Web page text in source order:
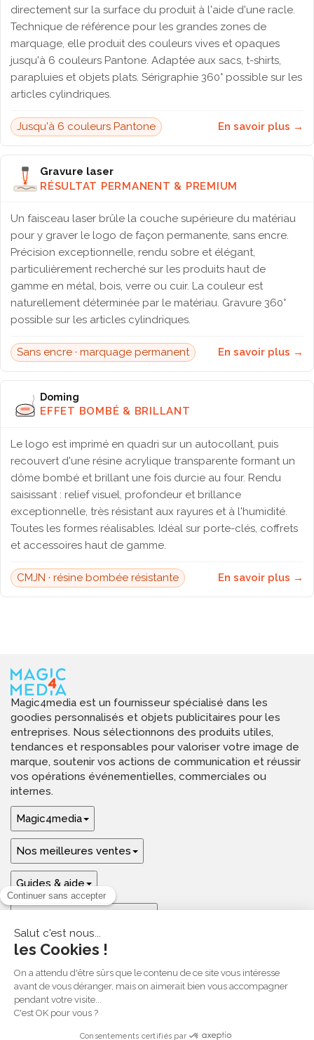
directement sur la surface du produit à l'aide d'une racle.
Technique de référence pour les grandes zones de
marquage, elle produit des couleurs vives et opaques
jusqu'à 6 couleurs Pantone. Adaptée aux sacs, t-shirts,
parapluies et objets plats. Sérigraphie 360° possible sur les
articles cylindriques.
Jusqu'à 6 couleurs Pantone En savoir plus →
Gravure laser
RÉSULTAT PERMANENT & PREMIUM
Un faisceau laser brûle la couche supérieure du matériau
pour y graver le logo de façon permanente, sans encre.
Précision exceptionnelle, rendu sobre et élégant,
particulièrement recherché sur les produits haut de
gamme en métal, bois, verre ou cuir. La couleur est
naturellement déterminée par le matériau. Gravure 360°
possible sur les articles cylindriques.
Sans encre · marquage permanent En savoir plus →
Doming
EFFET BOMBÉ & BRILLANT
Le logo est imprimé en quadri sur un autocollant, puis
recouvert d'une résine acrylique transparente formant un
dôme bombé et brillant une fois durcie au four. Rendu
saisissant : relief visuel, profondeur et brillance
exceptionnelle, très résistant aux rayures et à l'humidité.
Toutes les formes réalisables. Idéal sur porte-clés, coffrets
et accessoires haut de gamme.
CMJN · résine bombée résistante En savoir plus →
Magic4media est un fournisseur spécialisé dans les
goodies personnalisés et objets publicitaires pour les
entreprises. Nous sélectionnons des produits utiles,
tendances et responsables pour valoriser votre image de
marque, soutenir vos actions de communication et réussir
vos opérations événementielles, commerciales ou
internes.
Magic4media
Nos meilleures ventes
Guides & aide